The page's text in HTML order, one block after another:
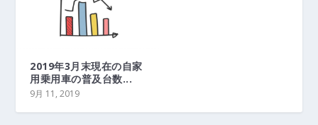
2019年3月末現在の自家
用乗用車の普及台数...
9月 11, 2019